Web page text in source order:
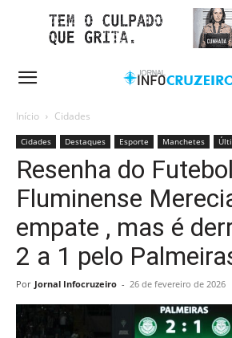
Início Cidades
Cidades Destaques Esporte Manchetes
Resenha do
Fluminense
empate , mas é
2 a 1 pelo
Por Jornal Infocruzeiro - 26 de fevereiro de 2026